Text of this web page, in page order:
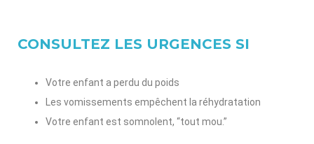
CONSULTEZ LES URGENCES SI
Votre enfant a perdu du poids
Les vomissements empêchent la réhydratation
Votre enfant est somnolent, “tout mou.”